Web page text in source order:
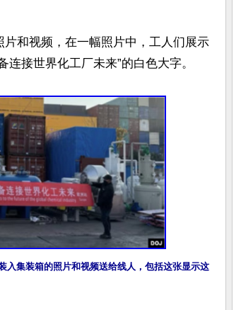
和视频，在一幅照片中，工人们展示
接世界化工厂未来”的白色大字。
入集装箱的照片和视频送给线人，包括这张显示这